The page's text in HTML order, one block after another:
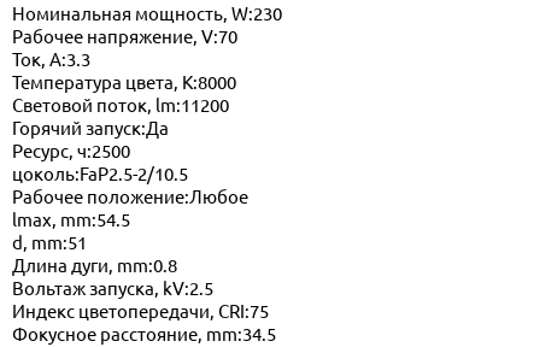
Номинальная мощность, W:230
Рабочее напряжение, V:70
Ток, А:3.3
Температура цвета, K:8000
Световой поток, lm:11200
Горячий запуск:Да
Ресурс, ч:2500
цоколь:FaP2.5-2/10.5
Рабочее положение:Любое
lmax, mm:54.5
d, mm:51
Длина дуги, mm:0.8
Вольтаж запуска, kV:2.5
Индекс цветопередачи, CRI:75
Фокусное расстояние, mm:34.5